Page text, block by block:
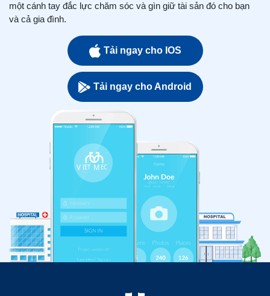
một cánh tay đắc lực chăm sóc và gìn giữ tài sản đó cho bạn
và cả gia đình.
Tải ngay cho IOS
Tải ngay cho Android